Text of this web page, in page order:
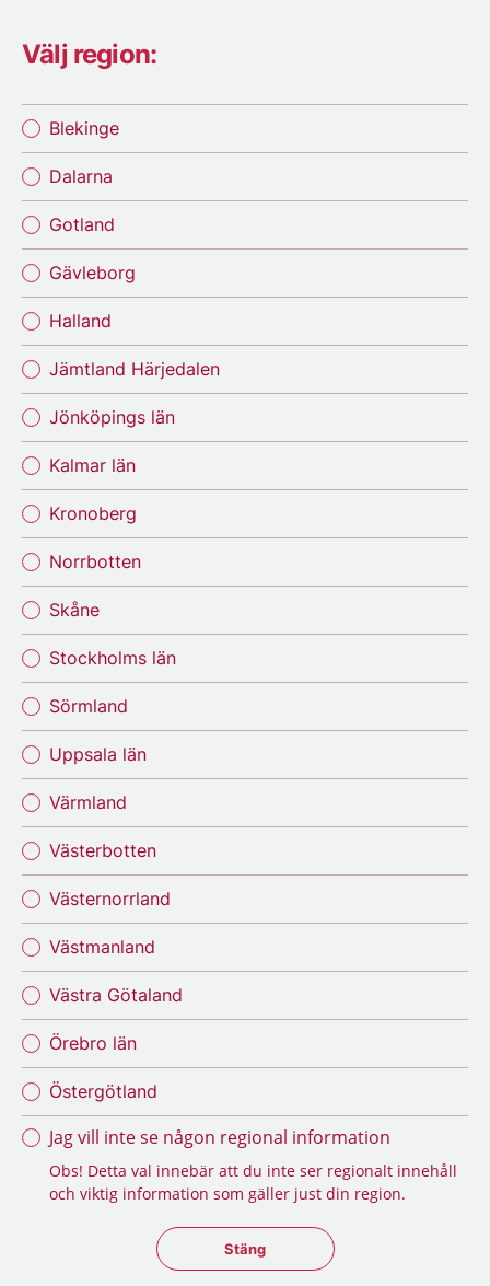
Välj region:
Blekinge
Dalarna
Gotland
Gävleborg
Halland
Jämtland Härjedalen
Jönköpings län
Kalmar län
Kronoberg
Norrbotten
Skåne
Stockholms län
Sörmland
Uppsala län
Värmland
Västerbotten
Västernorrland
Västmanland
Västra Götaland
Örebro län
Östergötland
Jag vill inte se någon regional information
Obs! Detta val innebär att du inte ser regionalt innehåll
och viktig information som gäller just din region.
Stäng regionsväljaren
Stäng